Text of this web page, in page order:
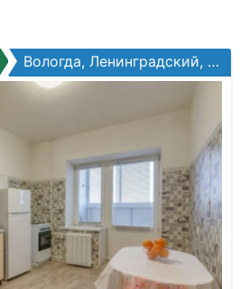
Вологда, Ленинградский, Ленинградская ул, №148